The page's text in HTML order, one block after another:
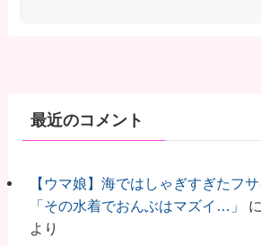
最近のコメント
【ウマ娘】海ではしゃぎすぎたフサ
「その水着でおんぶはマズイ…」
に
より